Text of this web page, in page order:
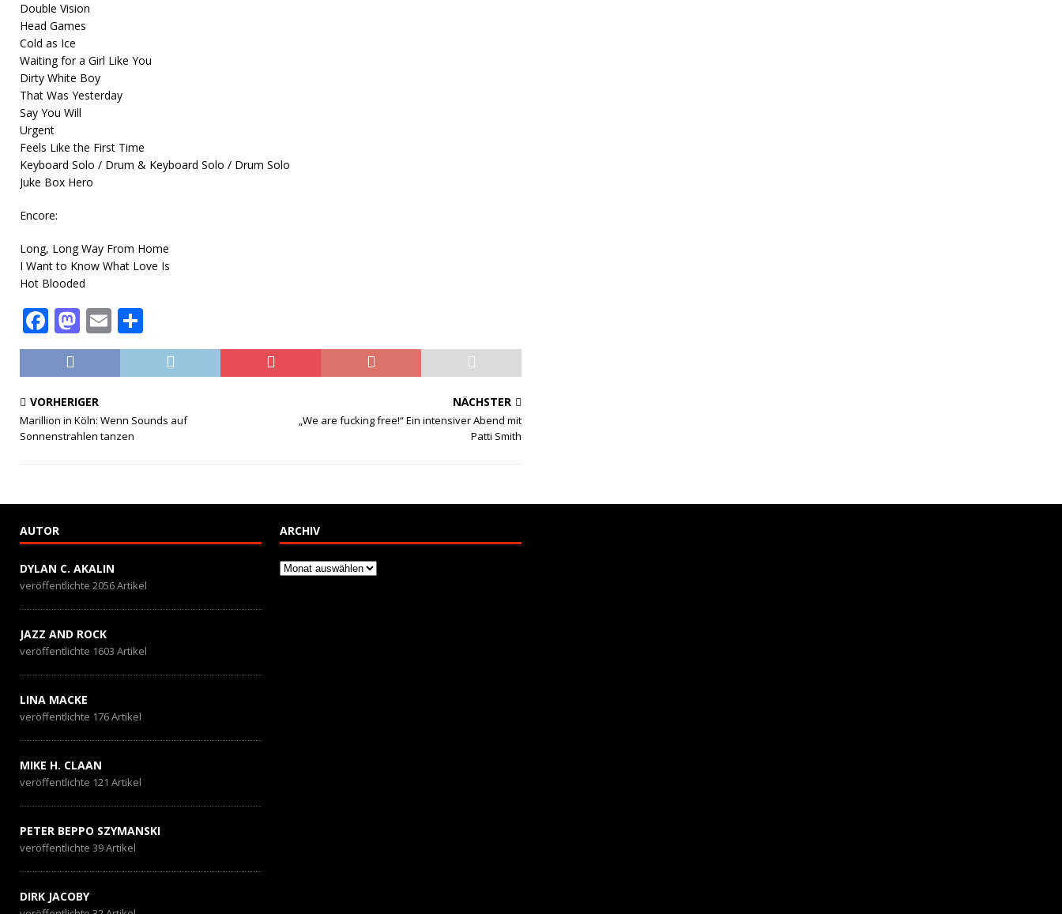
Double Vision
Head Games
Cold as Ice
Waiting for a Girl Like You
Dirty White Boy
That Was Yesterday
Say You Will
Urgent
Feels Like the First Time
Keyboard Solo / Drum & Keyboard Solo / Drum Solo
Juke Box Hero
Encore:
Long, Long Way From Home
I Want to Know What Love Is
Hot Blooded
F
a
c
e
b
o
k
M
a
st
o
d
o
E
m
ai
ei
le
VORHERIGER
Marillion in Köln: Wenn Sounds auf
Sonnenstrahlen tanzen
NÄCHSTER
„We are fucking free!“ Ein intensiver Abend mit
Patti Smith
AUTOR
DYLAN C. AKALIN
veröffentlichte 2056 Artikel
JAZZ AND ROCK
veröffentlichte 1603 Artikel
LINA MACKE
veröffentlichte 176 Artikel
MIKE H. CLAAN
veröffentlichte 121 Artikel
PETER BEPPO SZYMANSKI
veröffentlichte 39 Artikel
DIRK JACOBY
ARCHIV
Archiv